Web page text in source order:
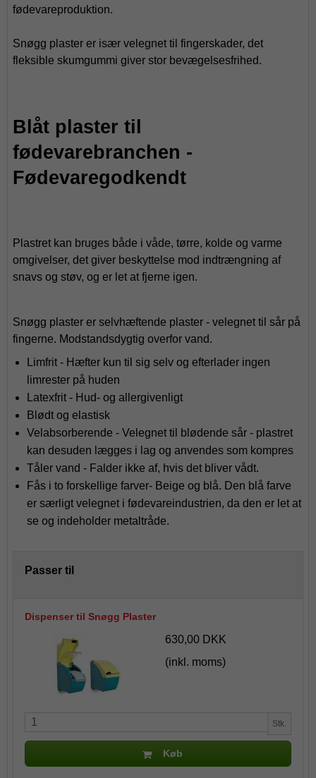
fødevareproduktion.
Snøgg plaster er især velegnet til fingerskader, det
fleksible skumgummi giver stor bevægelsesfrihed.
Blåt plaster til
fødevarebranchen -
Fødevaregodkendt
Plastret kan bruges både i våde, tørre, kolde og varme
omgivelser, det giver beskyttelse mod indtrængning af
snavs og støv, og er let at fjerne igen.
Snøgg plaster er selvhæftende plaster - velegnet til sår på
fingerne. Modstandsdygtig overfor vand.
Limfrit - Hæfter kun til sig selv og efterlader ingen
limrester på huden
Latexfrit - Hud- og allergivenligt
Blødt og elastisk
Velabsorberende - Velegnet til blødende sår - plastret
kan desuden lægges i lag og anvendes som kompres
Tåler vand - Falder ikke af, hvis det bliver vådt.
Fås i to forskellige farver- Beige og blå. Den blå farve
er særligt velegnet i fødevareindustrien, da den er let at
se og indeholder metaltråde.
Passer til
Dispenser til Snøgg Plaster
630,00 DKK
(inkl. moms)
Stk.
Køb